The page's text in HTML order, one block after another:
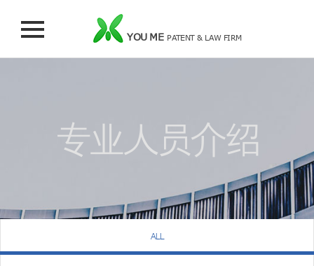
YOU ME PATENT & LAW FIRM
专业人员介绍
ALL